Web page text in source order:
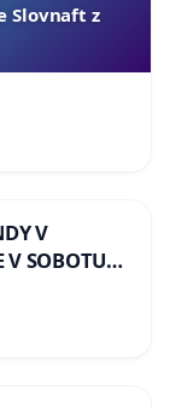
Slovnaft z
V
V SOBOTU